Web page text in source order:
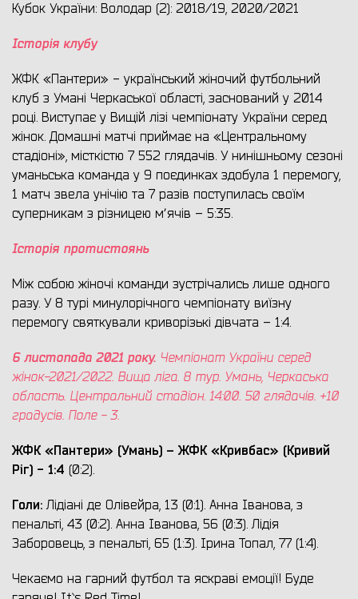
Кубок України: Володар (2): 2018/19, 2020/2021
Історія клубу
ЖФК «Пантери» - український жіночий футбольний
клуб з Умані Черкаської області, заснований у 2014
році. Виступає у Вищій лізі чемпіонату України серед
жінок. Домашні матчі приймає на «Центральному
стадіоні», місткістю 7 552 глядачів. У нинішньому сезоні
уманьська команда у 9 поєдинках здобула 1 перемогу,
1 матч звела унічію та 7 разів поступилась своїм
суперникам з різницею мʼячів – 5:35.
Історія протистоянь
Між собою жіночі команди зустрічались лише одного
разу. У 8 турі минулорічного чемпіонату виїзну
перемогу святкували криворізькі дівчата – 1:4.
6 листопада 2021 року. Чемпіонат України серед
жінок-2021/2022. Вища ліга. 8 тур. Умань, Черкаська
область. Центральний стадіон. 14:00. 50 глядачів. +10
градусів. Поле - 3.
ЖФК «Пантери» (Умань) – ЖФК «Кривбас» (Кривий
Ріг) - 1:4 (0:2).
Голи: Лідіані де Олівейра, 13 (0:1). Анна Іванова, з
пенальті, 43 (0:2). Анна Іванова, 56 (0:3). Лідія
Заборовець, з пенальті, 65 (1:3). Ірина Топал, 77 (1:4).
Чекаємо на гарний футбол та яскраві емоції! Буде